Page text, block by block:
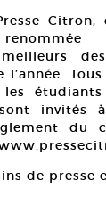
Citron,
invités
du
de presse